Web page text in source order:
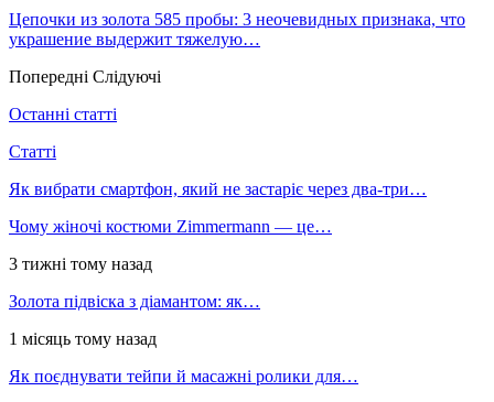
Цепочки из золота 585 пробы: 3 неочевидных признака, что
украшение выдержит тяжелую…
Попередні Слідуючі
Останні статті
Статті
Як вибрати смартфон, який не застаріє через два-три…
Чому жіночі костюми Zimmermann — це…
3 тижні тому назад
Золота підвіска з діамантом: як…
1 місяць тому назад
Як поєднувати тейпи й масажні ролики для…